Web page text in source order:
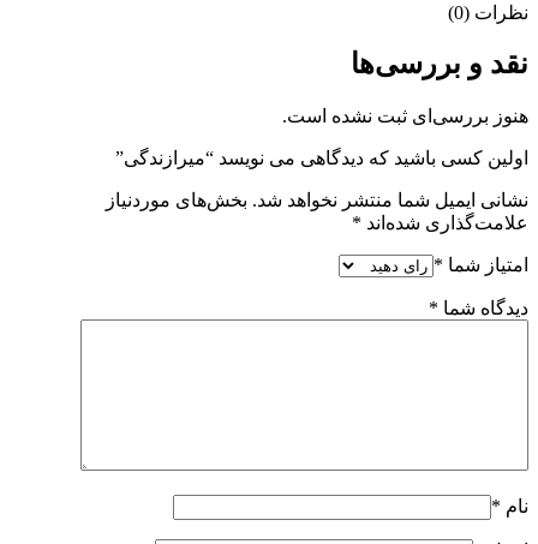
نظرات (0)
نقد و بررسی‌ها
هنوز بررسی‌ای ثبت نشده است.
اولین کسی باشید که دیدگاهی می نویسد “میرازندگی”
نشانی ایمیل شما منتشر نخواهد شد. بخش‌های موردنیاز
علامت‌گذاری شده‌اند *
امتیاز شما *
دیدگاه شما *
نام *